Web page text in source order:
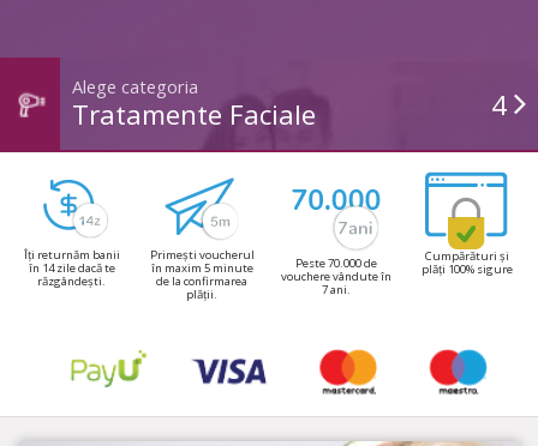
Alege categoria
Tratamente Faciale 4
Îți returnăm banii
în 14 zile dacă te
răzgândești.
Primești voucherul
în maxim 5 minute
de la confirmarea
plății.
Peste 70.000 de
vouchere vândute în
7 ani.
Cumpărături și
plăți 100% sigure